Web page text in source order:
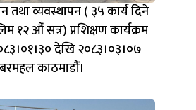
तथा व्यवस्थापन ( ३५ कार्य दिने
१२ औं सत्र) प्रशिक्षण कार्यक्रम
देखि २०८३।०३।०७
काठमाडौं।